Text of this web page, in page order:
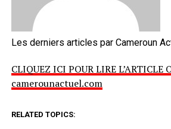
Les derniers articles par Cameroun
CLIQUEZ ICI POUR LIRE L’ARTICLE
camerounactuel.com
RELATED TOPICS: